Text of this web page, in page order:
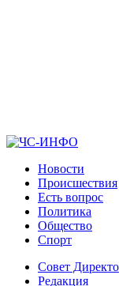
Новости
Происшествия
Есть вопрос
Политика
Общество
Спорт
Совет
Редакция